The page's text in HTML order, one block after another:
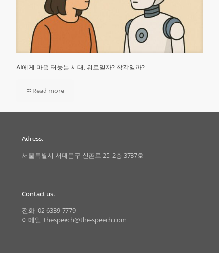
AI에게 마음 터놓는 시대, 위로일까? 착각일까?
Read more
Adress.
서울특별시 서대문구 신촌로 25, 2층 3737호
Contact us.
전화 02-6339-7779
이메일 thespeech@the-speech.com